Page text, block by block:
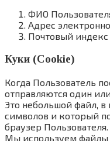
ФИО
Адрес
Почтовый индекс
Куки (Cookie)
Когда Пользователь
отправляются один
Это небольшой файл,
символов и который
браузер Пользователя.
Мы используем файлы